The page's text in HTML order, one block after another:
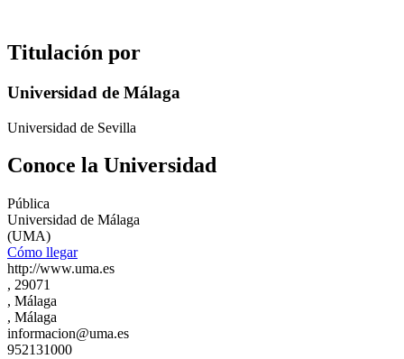
Titulación por
Universidad de Málaga
Universidad de Sevilla
Conoce la Universidad
Pública
Universidad de Málaga
(UMA)
Cómo llegar
http://www.uma.es
, 29071
, Málaga
, Málaga
informacion@uma.es
952131000